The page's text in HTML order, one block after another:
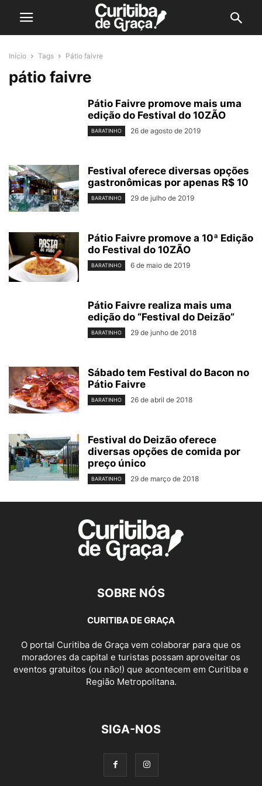
Início Tags Pátio faivre
pátio faivre
Pátio Faivre promove mais uma
edição do Festival do 10ZÃO
BARATINHO 26 de agosto de 2019
Festival oferece diversas opções
gastronômicas por apenas R$ 10
BARATINHO 29 de julho de 2019
Pátio Faivre promove a 10ª Edição
do Festival do 10ZÃO
BARATINHO 6 de maio de 2019
Pátio Faivre realiza mais uma
edição do “Festival do Deizão”
BARATINHO 29 de junho de 2018
Sábado tem Festival do Bacon no
Pátio Faivre
BARATINHO 26 de abril de 2018
Festival do Deizão oferece
diversas opções de comida por
preço único
BARATINHO 29 de março de 2018
SOBRE NÓS
CURITIBA DE GRAÇA
O portal Curitiba de Graça vem colaborar para que os
moradores da capital e turistas possam aproveitar os
eventos gratuitos (ou não!) que acontecem em Curitiba e
Região Metropolitana.
SIGA-NOS